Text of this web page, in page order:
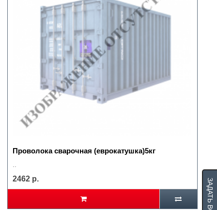
Проволока сварочная (еврокатушка)5кг
2462 р.